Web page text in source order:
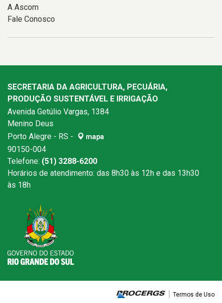
A Ascom
Fale Conosco
SECRETARIA DA AGRICULTURA, PECUÁRIA,
PRODUÇÃO SUSTENTÁVEL E IRRIGAÇÃO
Avenida Getúlio Vargas, 1384
Menino Deus
Porto Alegre - RS -
mapa
90150-004
Telefone: (51) 3288-6200
Horários de atendimento: das 8h30 às 12h e das 13h30
às 18h
Termos de Uso